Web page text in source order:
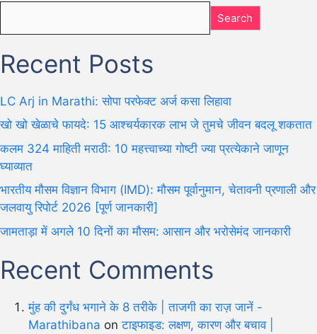
Search
Recent Posts
LC Arj in Marathi: सोपा परफेक्ट अर्ज कसा लिहावा
खो खो खेळाचे फायदे: 15 आश्चर्यकारक लाभ जे तुमचे जीवन बदलू शकतात
कलम 324 माहिती मराठी: 10 महत्त्वाच्या गोष्टी ज्या प्रत्येकाने जाणून
घ्याव्यात
भारतीय मौसम विज्ञान विभाग (IMD): मौसम पूर्वानुमान, चेतावनी प्रणाली और
जलवायु रिपोर्ट 2026 [पूर्ण जानकारी]
जामताड़ा में अगले 10 दिनों का मौसम: आसान और भरोसेमंद जानकारी
Recent Comments
मुंह की दुर्गंध भगाने के 8 तरीके | ताजगी का राज़ जानें -
Marathibana onटाइफाइड: लक्षण, कारण और बचाव |